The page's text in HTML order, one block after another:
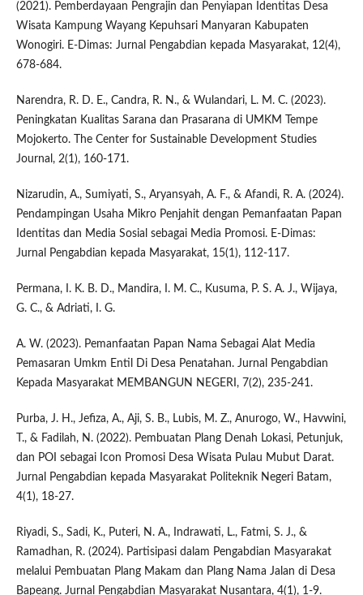
(2021). Pemberdayaan Pengrajin dan Penyiapan Identitas Desa
Wisata Kampung Wayang Kepuhsari Manyaran Kabupaten
Wonogiri. E-Dimas: Jurnal Pengabdian kepada Masyarakat, 12(4),
678-684.
Narendra, R. D. E., Candra, R. N., & Wulandari, L. M. C. (2023).
Peningkatan Kualitas Sarana dan Prasarana di UMKM Tempe
Mojokerto. The Center for Sustainable Development Studies
Journal, 2(1), 160-171.
Nizarudin, A., Sumiyati, S., Aryansyah, A. F., & Afandi, R. A. (2024).
Pendampingan Usaha Mikro Penjahit dengan Pemanfaatan Papan
Identitas dan Media Sosial sebagai Media Promosi. E-Dimas:
Jurnal Pengabdian kepada Masyarakat, 15(1), 112-117.
Permana, I. K. B. D., Mandira, I. M. C., Kusuma, P. S. A. J., Wijaya,
G. C., & Adriati, I. G.
A. W. (2023). Pemanfaatan Papan Nama Sebagai Alat Media
Pemasaran Umkm Entil Di Desa Penatahan. Jurnal Pengabdian
Kepada Masyarakat MEMBANGUN NEGERI, 7(2), 235-241.
Purba, J. H., Jefiza, A., Aji, S. B., Lubis, M. Z., Anurogo, W., Havwini,
T., & Fadilah, N. (2022). Pembuatan Plang Denah Lokasi, Petunjuk,
dan POI sebagai Icon Promosi Desa Wisata Pulau Mubut Darat.
Jurnal Pengabdian kepada Masyarakat Politeknik Negeri Batam,
4(1), 18-27.
Riyadi, S., Sadi, K., Puteri, N. A., Indrawati, L., Fatmi, S. J., &
Ramadhan, R. (2024). Partisipasi dalam Pengabdian Masyarakat
melalui Pembuatan Plang Makam dan Plang Nama Jalan di Desa
Bapeang. Jurnal Pengabdian Masyarakat Nusantara, 4(1), 1-9.